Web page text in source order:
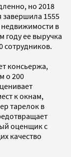
но 2018
завершила 1555
в
году ее выручка
сотрудников.
консьержа,
о 200
к окнам,
тарелок в
оценщик с
качество